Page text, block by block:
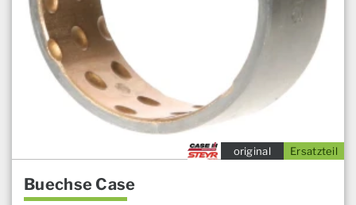
Ersatzteil
original
Buechse Case